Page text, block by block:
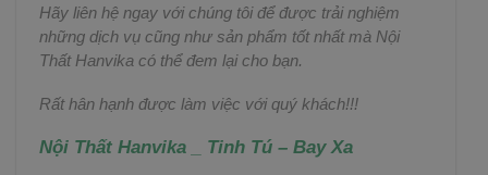
Hãy liên hệ ngay với chúng tôi để được trải nghiệm
những dịch vụ cũng như sản phẩm tốt nhất mà Nội
Thất Hanvika có thể đem lại cho bạn.
Rất hân hạnh được làm việc với quý khách!!!
Nội Thất Hanvika _ Tinh Tú – Bay Xa